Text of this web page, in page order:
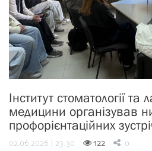
Інститут стоматології та
медицини організував
профорієнтаційних
02.06.2026 | 23:30 122 0